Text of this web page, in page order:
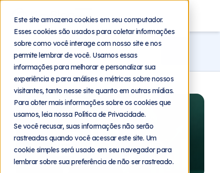
Este site armazena cookies em seu computador.
Esses cookies são usados para coletar informações
sobre como você interage com nosso site e nos
permite lembrar de você. Usamos essas
informações para melhorar e personalizar sua
experiência e para análises e métricas sobre nossos
visitantes, tanto nesse site quanto em outras mídias.
Para obter mais informações sobre os cookies que
usamos, leia nossa Política de Privacidade.
Se você recusar, suas informações não serão
rastreadas quando você acessar este site. Um
cookie simples será usado em seu navegador para
lembrar sobre sua preferência de não ser rastreado.
Blog